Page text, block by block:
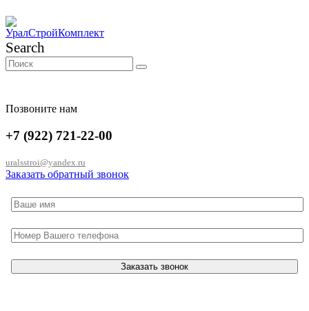
Search
Позвоните нам
+7 (922) 721-22-00
uralsstroi@yandex.ru
Заказать обратный звонок